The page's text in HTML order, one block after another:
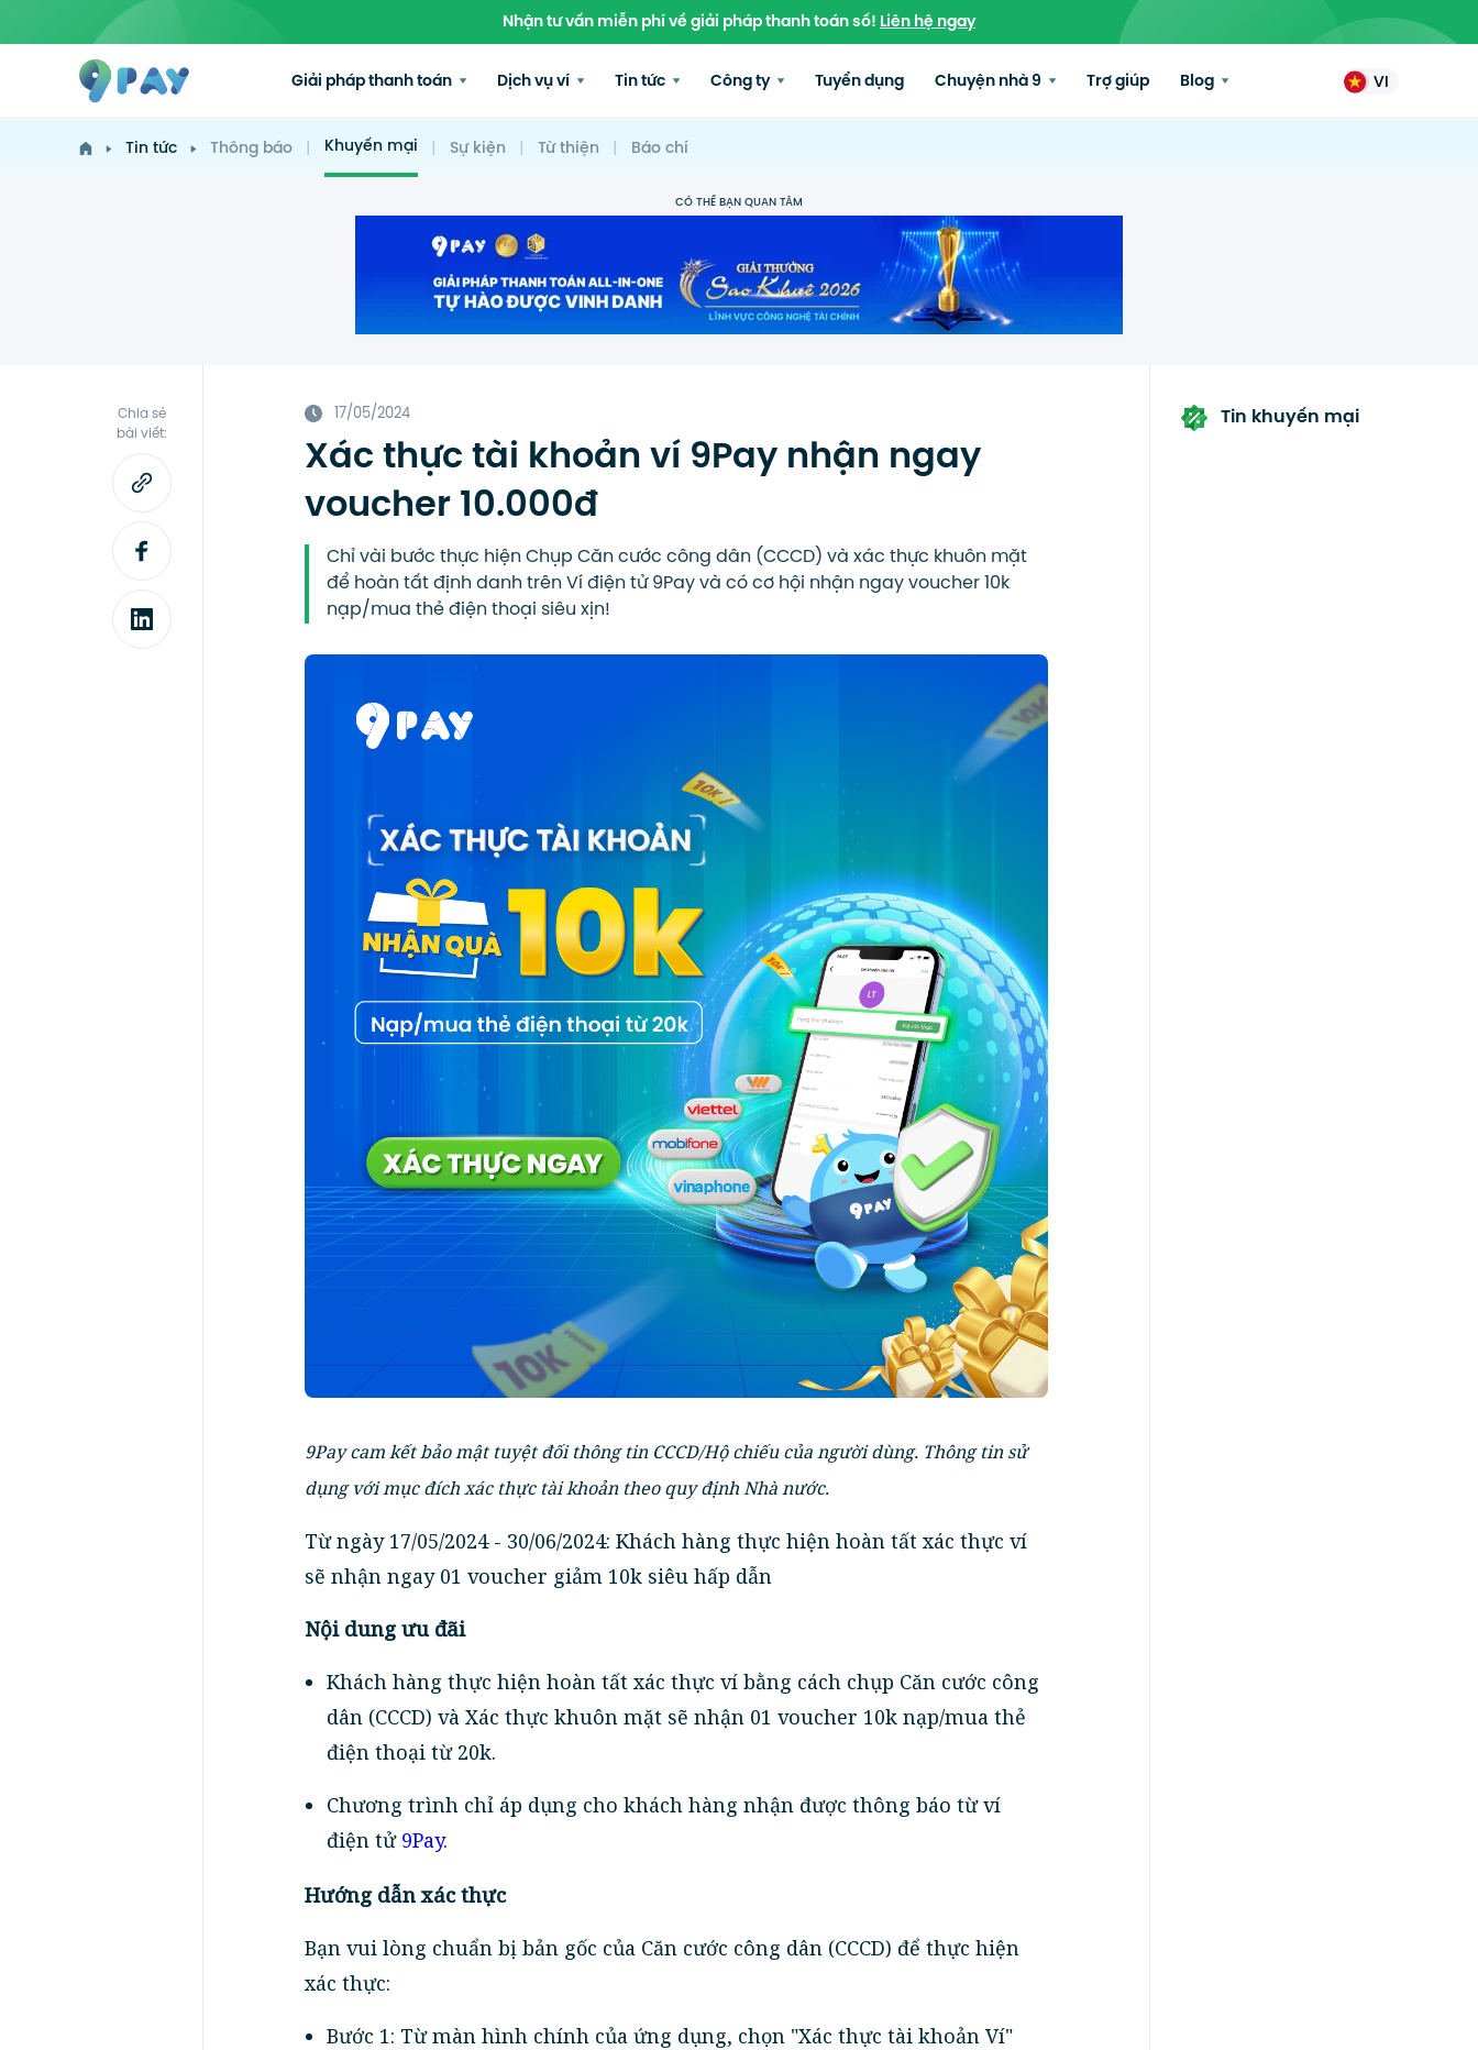
Nhận tư vấn miễn phí về giải pháp thanh toán số!Liên hệ ngay
Giải pháp thanh toán Dịch vụ ví Tin tức Công ty Tuyển dụng Chuyện nhà 9 Trợ giúp Blog VI
Tin tức Thông báo | Khuyến mại | Sự kiện | Từ thiện | Báo chí
CÓ THỂ BẠN QUAN TÂM
Chia sẻ
bài viết:
17/05/2024
Xác thực tài khoản ví 9Pay nhận ngay
voucher 10.000đ
Chỉ vài bước thực hiện Chụp Căn cước công dân (CCCD) và xác thực khuôn mặt
để hoàn tất định danh trên Ví điện tử 9Pay và có cơ hội nhận ngay voucher 10k
nạp/mua thẻ điện thoại siêu xịn!
9Pay cam kết bảo mật tuyệt đối thông tin CCCD/Hộ chiếu của người dùng. Thông tin sử
dụng với mục đích xác thực tài khoản theo quy định Nhà nước.
Từ ngày 17/05/2024 - 30/06/2024: Khách hàng thực hiện hoàn tất xác thực ví
sẽ nhận ngay 01 voucher giảm 10k siêu hấp dẫn
Nội dung ưu đãi
Khách hàng thực hiện hoàn tất xác thực ví bằng cách chụp Căn cước công
dân (CCCD) và Xác thực khuôn mặt sẽ nhận 01 voucher 10k nạp/mua thẻ
điện thoại từ 20k.
Chương trình chỉ áp dụng cho khách hàng nhận được thông báo từ ví
điện tử 9Pay.
Hướng dẫn xác thực
Bạn vui lòng chuẩn bị bản gốc của Căn cước công dân (CCCD) để thực hiện
xác thực:
Bước 1: Từ màn hình chính của ứng dụng, chọn "Xác thực tài khoản Ví"
Tin khuyến mại